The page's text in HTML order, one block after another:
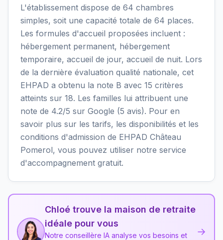
L'établissement dispose de 64 chambres
simples, soit une capacité totale de 64 places.
Les formules d'accueil proposées incluent :
hébergement permanent, hébergement
temporaire, accueil de jour, accueil de nuit. Lors
de la dernière évaluation qualité nationale, cet
EHPAD a obtenu la note B avec 15 critères
atteints sur 18. Les familles lui attribuent une
note de 4.2/5 sur Google (5 avis). Pour en
savoir plus sur les tarifs, les disponibilités et les
conditions d'admission de EHPAD Château
Pomerol, vous pouvez utiliser notre service
d'accompagnement gratuit.
Chloé trouve la maison de retraite
idéale pour vous
Notre conseillère IA analyse vos besoins et
→